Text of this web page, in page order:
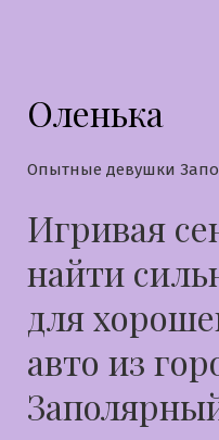
Оленька
Опытные девушки
Игривая
найти
для
авто из